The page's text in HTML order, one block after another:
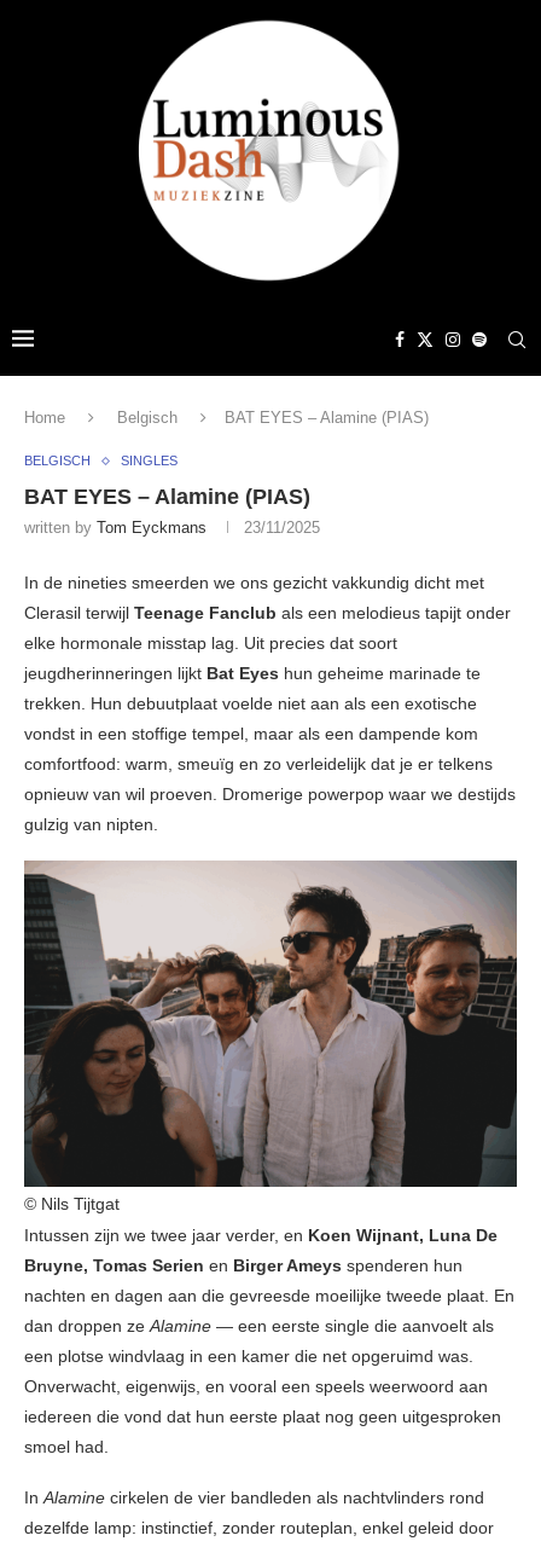
Home Belgisch BAT EYES – Alamine (PIAS)
BELGISCH SINGLES
BAT EYES – Alamine (PIAS)
written by Tom Eyckmans 23/11/2025
In de nineties smeerden we ons gezicht vakkundig dicht met
Clerasil terwijl Teenage Fanclub als een melodieus tapijt onder
elke hormonale misstap lag. Uit precies dat soort
jeugdherinneringen lijkt Bat Eyes hun geheime marinade te
trekken. Hun debuutplaat voelde niet aan als een exotische
vondst in een stoffige tempel, maar als een dampende kom
comfortfood: warm, smeuïg en zo verleidelijk dat je er telkens
opnieuw van wil proeven. Dromerige powerpop waar we destijds
gulzig van nipten.
© Nils Tijtgat
Intussen zijn we twee jaar verder, en Koen Wijnant, Luna De
Bruyne, Tomas Serien en Birger Ameys spenderen hun
nachten en dagen aan die gevreesde moeilijke tweede plaat. En
dan droppen zeAlamine — een eerste single die aanvoelt als
een plotse windvlaag in een kamer die net opgeruimd was.
Onverwacht, eigenwijs, en vooral een speels weerwoord aan
iedereen die vond dat hun eerste plaat nog geen uitgesproken
smoel had.
InAlamine cirkelen de vier bandleden als nachtvlinders rond
dezelfde lamp: instinctief, zonder routeplan, enkel geleid door